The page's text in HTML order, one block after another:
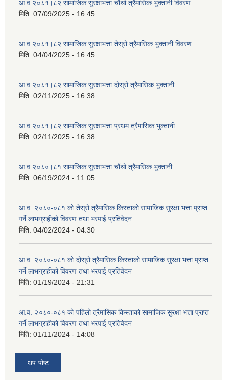
आ व २०८१।८२ सामाजिक सुरक्षाभत्ता चौथो त्रैमासिक भुक्तानी विवरण
मिति: 07/09/2025 - 16:45
आ व २०८१।८२ सामाजिक सुरक्षाभत्ता तेस्रो त्रैमासिक भुक्तानी विवरण
मिति: 04/04/2025 - 16:45
आ व २०८१।८२ सामाजिक सुरक्षाभत्ता दोस्रो त्रैमासिक भुक्तानी
मिति: 02/11/2025 - 16:38
आ व २०८१।८२ सामाजिक सुरक्षाभत्ता प्रथम त्रैमासिक भुक्तानी
मिति: 02/11/2025 - 16:38
आ व २०८०।८१ सामाजिक सुरक्षाभत्ता चौंथो त्रैमासिक भुक्तानी
मिति: 06/19/2024 - 11:05
आ.व. २०८०-०८१ को तेस्रो त्रैमासिक किस्ताको सामाजिक सुरक्षा भत्ता प्राप्त
गर्ने लाभग्राहीको विवरण तथा भरपाई प्रतिवेदन
मिति: 04/02/2024 - 04:30
आ.व. २०८०-०८१ को दोस्रो त्रैमासिक किस्ताको सामाजिक सुरक्षा भत्ता प्राप्त
गर्ने लाभग्राहीको विवरण तथा भरपाई प्रतिवेदन
मिति: 01/19/2024 - 21:31
आ.व. २०८०-०८१ को पहिलो त्रैमासिक किस्ताको सामाजिक सुरक्षा भत्ता प्राप्त
गर्ने लाभग्राहीको विवरण तथा भरपाई प्रतिवेदन
मिति: 01/11/2024 - 14:08
थप पोष्ट